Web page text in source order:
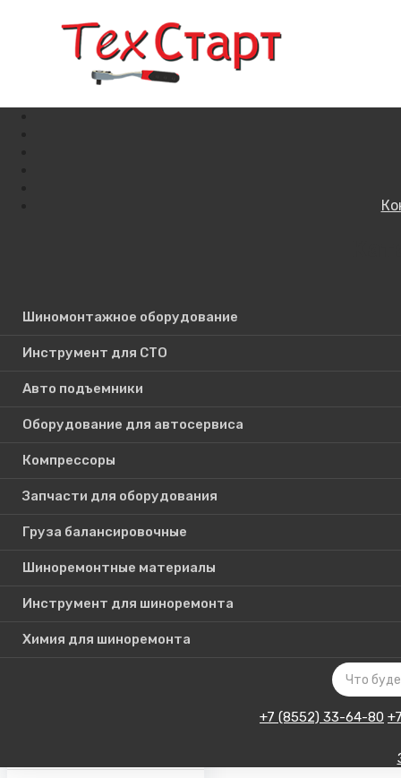
Шиномонтажное оборудование
Инструмент для СТО
Авто подъемники
Оборудование для автосервиса
Компрессоры
Запчасти для оборудования
Груза балансировочные
Шиноремонтные материалы
Инструмент для шиноремонта
Химия для шиноремонта
+7 (8552) 33-64-80
Поиск по сайту
Каталог
Шиномонтажное